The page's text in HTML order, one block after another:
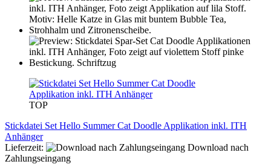
TOP
Stickdatei Set Hello Summer Cat Doodle Applikation inkl. ITH
Anhänger
Lieferzeit:
Download nach
Zahlungseingang